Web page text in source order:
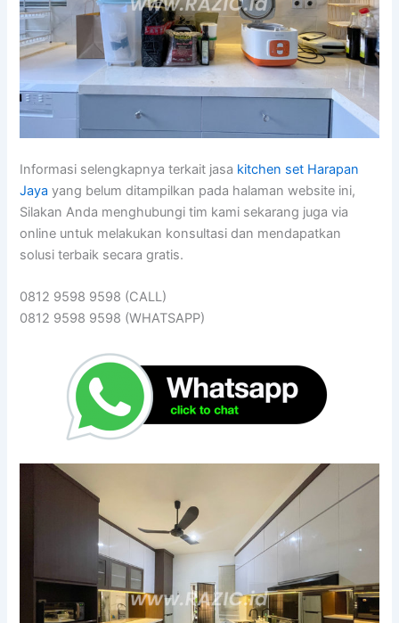
Informasi selengkapnya terkait jasa kitchen set Harapan
Jaya yang belum ditampilkan pada halaman website ini,
Silakan Anda menghubungi tim kami sekarang juga via
online untuk melakukan konsultasi dan mendapatkan
solusi terbaik secara gratis.
0812 9598 9598 (CALL)
0812 9598 9598 (WHATSAPP)